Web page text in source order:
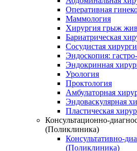
Оперативная
Маммология
Хирургия грыж
Бариатрическая
Сосудистая
Эндоскопия:
Эндокринная
Урология
Проктология
Амбулаторная
Эндоваскулярная
Пластическая
Консультационно-
(Поликлиника)
Консультативно-
(Поликлиника)